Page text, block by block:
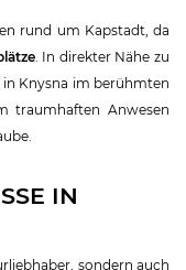
rund um Kapstadt, da
. In direkter Nähe zu
Knysna im berühmten
traumhaften Anwesen
IN
sondern auch